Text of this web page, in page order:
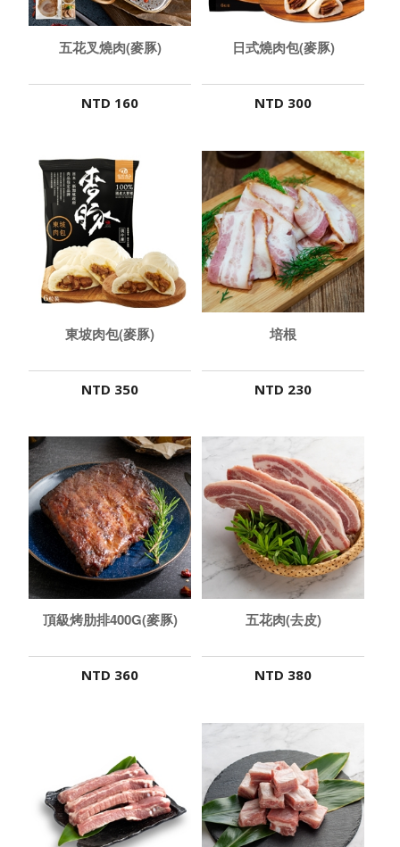
五花叉燒肉(麥豚)
NTD 160
日式燒肉包(麥豚)
NTD 300
東坡肉包(麥豚)
NTD 350
培根
NTD 230
頂級烤肋排400G(麥豚)
NTD 360
五花肉(去皮)
NTD 380